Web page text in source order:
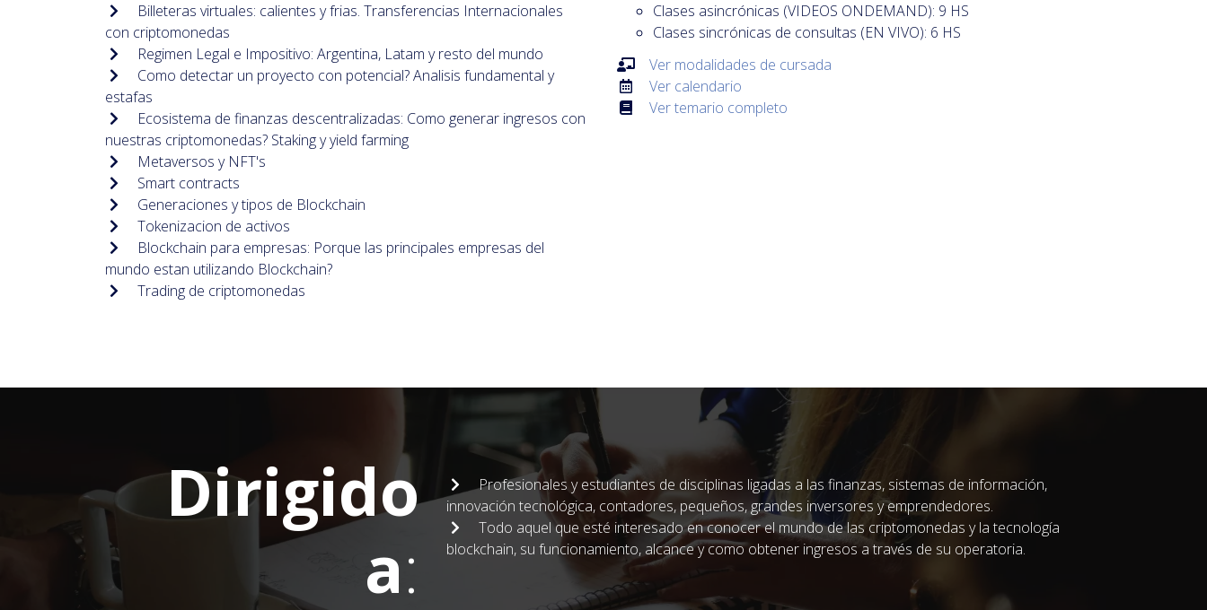
Billeteras virtuales: calientes y frias. Transferencias Internacionales
con criptomonedas
Regimen Legal e Impositivo: Argentina, Latam y resto del mundo
Como detectar un proyecto con potencial? Analisis fundamental y
estafas
Ecosistema de finanzas descentralizadas: Como generar ingresos con
nuestras criptomonedas? Staking y yield farming
Metaversos y NFT's
Smart contracts
Generaciones y tipos de Blockchain
Tokenizacion de activos
Blockchain para empresas: Porque las principales empresas del
mundo estan utilizando Blockchain?
Trading de criptomonedas
Clases asincrónicas (VIDEOS ONDEMAND): 9 HS
Clases sincrónicas de consultas (EN VIVO): 6 HS
Ver modalidades de cursada
Ver calendario
Ver temario completo
Dirigido
a:
Profesionales y estudiantes de disciplinas ligadas a las finanzas, sistemas de información,
innovación tecnológica, contadores, pequeños, grandes inversores y emprendedores.
Todo aquel que esté interesado en conocer el mundo de las criptomonedas y la tecnología
blockchain, su funcionamiento, alcance y como obtener ingresos a través de su operatoria.